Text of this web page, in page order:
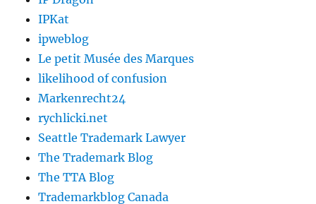
IPKat
ipweblog
Le petit Musée des Marques
likelihood of confusion
Markenrecht24
rychlicki.net
Seattle Trademark Lawyer
The Trademark Blog
The TTA Blog
Trademarkblog Canada